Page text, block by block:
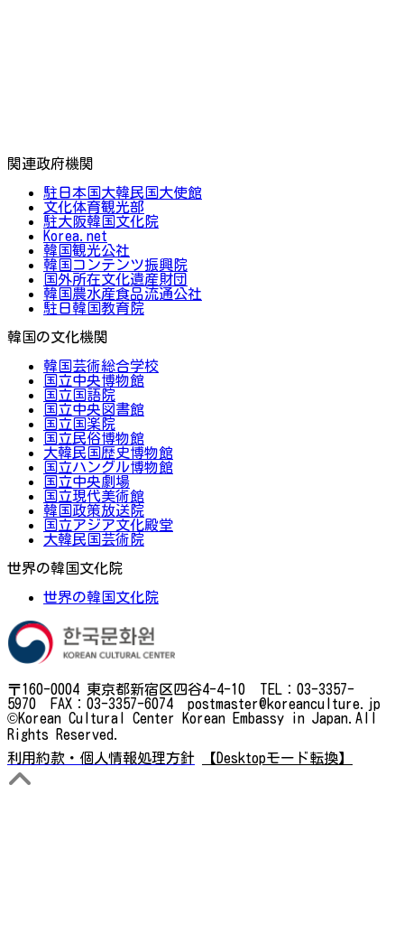
関連政府機関
駐日本国大韓民国大使館
文化体育観光部
駐大阪韓国文化院
Korea.net
韓国観光公社
韓国コンテンツ振興院
国外所在文化遺産財団
韓国農水産食品流通公社
駐日韓国教育院
韓国の文化機関
韓国芸術総合学校
国立中央博物館
国立国語院
国立中央図書館
国立国楽院
国立民俗博物館
大韓民国歴史博物館
国立ハングル博物館
国立中央劇場
国立現代美術館
韓国政策放送院
国立アジア文化殿堂
大韓民国芸術院
世界の韓国文化院
世界の韓国文化院
〒160-0004 東京都新宿区四谷4-4-10 TEL：03-3357-
5970 FAX：03-3357-6074 postmaster@koreanculture.jp
©Korean Cultural Center Korean Embassy in Japan.All
Rights Reserved.
利用約款・個人情報処理方針
【Desktopモード転換】